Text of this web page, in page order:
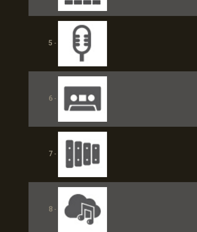
5 -
6 -
7 -
8 -